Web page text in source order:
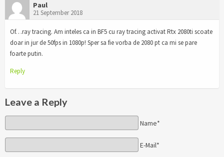
Paul
21 September 2018
Of…ray tracing. Am inteles ca in BF5 cu ray tracing activat Rtx 2080ti scoate
doar in jur de 50fps in 1080p! Sper sa fie vorba de 2080 pt ca mi se pare
foarte putin.
Reply
Leave a Reply
Name*
E-Mail*